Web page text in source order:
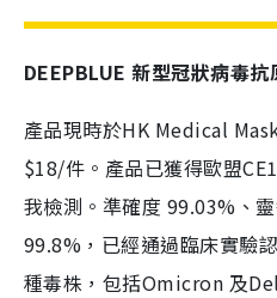
DEEPBLUE 新型冠狀病毒抗
產品現時於HK Medical
$18/件。產品已獲得歐盟
我檢測。準確度 99.03%、
99.8%，已經通過臨床實驗
種毒株，包括Omicron 及